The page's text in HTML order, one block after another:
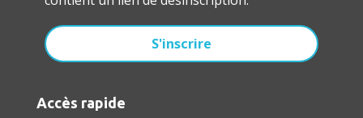
Accès rapide